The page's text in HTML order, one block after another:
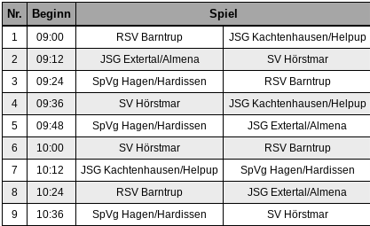
Nr. Beginn Spiel
1 09:00 RSV Barntrup JSG Kachtenhausen/Helpup
2
09:12 JSG Extertal/Almena SV Hörstmar
3
09:24 SpVg Hagen/Hardissen RSV Barntrup
4
09:36 SV Hörstmar JSG Kachtenhausen/Helpup
5
09:48 SpVg Hagen/Hardissen JSG Extertal/Almena
6
10:00 SV Hörstmar RSV Barntrup
7
10:12 JSG Kachtenhausen/Helpup SpVg Hagen/Hardissen
8
10:24 RSV Barntrup JSG Extertal/Almena
9
10:36 SpVg Hagen/Hardissen SV Hörstmar